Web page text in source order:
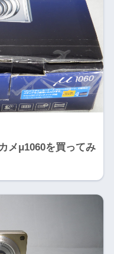
メμ1060を買ってみ